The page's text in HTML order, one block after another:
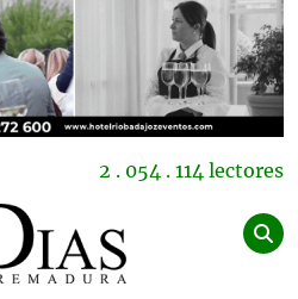
2 . 054 . 114 lectores